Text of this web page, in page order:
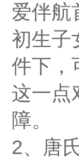
爱伴航
初生子
件下，
这一点
障。
2、唐